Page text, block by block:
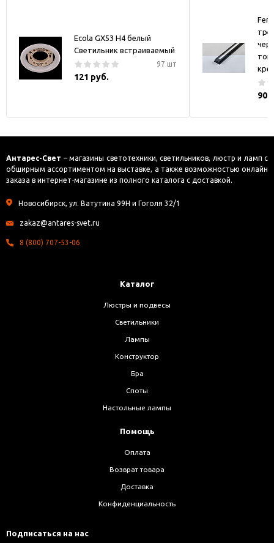
Ecola GX53 H4 белый
Светильник встраиваемый
97 шт
121 руб.
Антарес-Свет – магазины светотехники, светильников, люстр и ламп с
обширным ассортиментом на выставке, а также возможностью онлайн
заказа в интернет-магазине из полного каталога с доставкой.
Новосибирск, ул. Ватутина 99Н и Гоголя 32/1
zakaz@antares-svet.ru
8 (800) 707-53-06
Каталог
Люстры и подвесы
Светильники
Лампы
Конструктор
Бра
Споты
Настольные лампы
Помощь
Оплата
Возврат товара
Доставка
Конфиденциальность
Подписаться на нас